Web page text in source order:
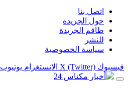
اتصل بنا
حول الجريدة
طاقم الجريدة
للنشر
سياسة الخصوصية
فيسبوك X (Twitter) الانستغرام يوتيوب